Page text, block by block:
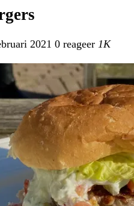
2021 0 reageer 1K